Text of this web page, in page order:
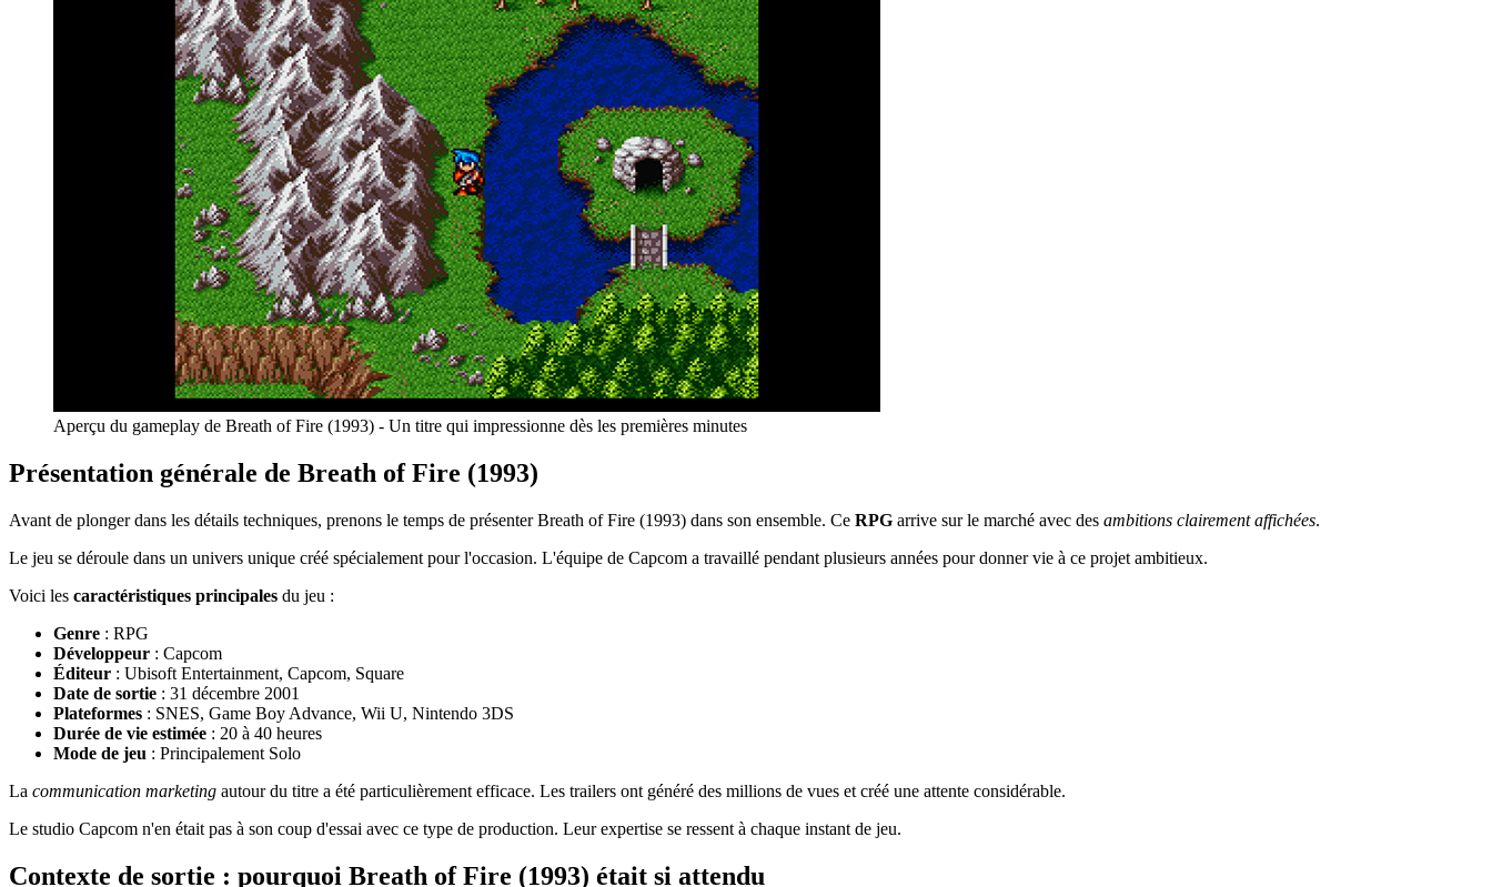
Aperçu du gameplay de Breath of Fire (1993) - Un titre qui impressionne dès les premières minutes
Présentation générale de Breath of Fire (1993)
Avant de plonger dans les détails techniques, prenons le temps de présenter Breath of Fire (1993) dans son ensemble. Ce RPG arrive sur le marché avec des ambitions clairement affichées.
Le jeu se déroule dans un univers unique créé spécialement pour l'occasion. L'équipe de Capcom a travaillé pendant plusieurs années pour donner vie à ce projet ambitieux.
Voici les caractéristiques principales du jeu :
Genre : RPG
Développeur : Capcom
Éditeur : Ubisoft Entertainment, Capcom, Square
Date de sortie : 31 décembre 2001
Plateformes : SNES, Game Boy Advance, Wii U, Nintendo 3DS
Durée de vie estimée : 20 à 40 heures
Mode de jeu : Principalement Solo
La communication marketing autour du titre a été particulièrement efficace. Les trailers ont généré des millions de vues et créé une attente considérable.
Le studio Capcom n'en était pas à son coup d'essai avec ce type de production. Leur expertise se ressent à chaque instant de jeu.
Contexte de sortie : pourquoi Breath of Fire (1993) était si attendu